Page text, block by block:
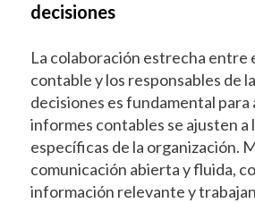
decisiones
La colaboración estrecha entre
contable y los responsables de
decisiones es fundamental para
informes contables se ajusten a
específicas de la organización.
comunicación abierta y fluida,
información relevante y